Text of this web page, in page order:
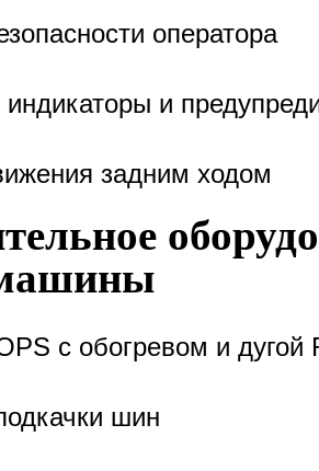
оператора
и
задним ходом
с обогревом и дугой
шин